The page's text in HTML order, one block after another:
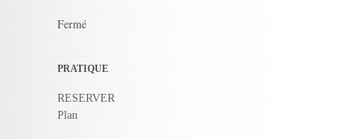
Fermé
PRATIQUE
RESERVER
Plan